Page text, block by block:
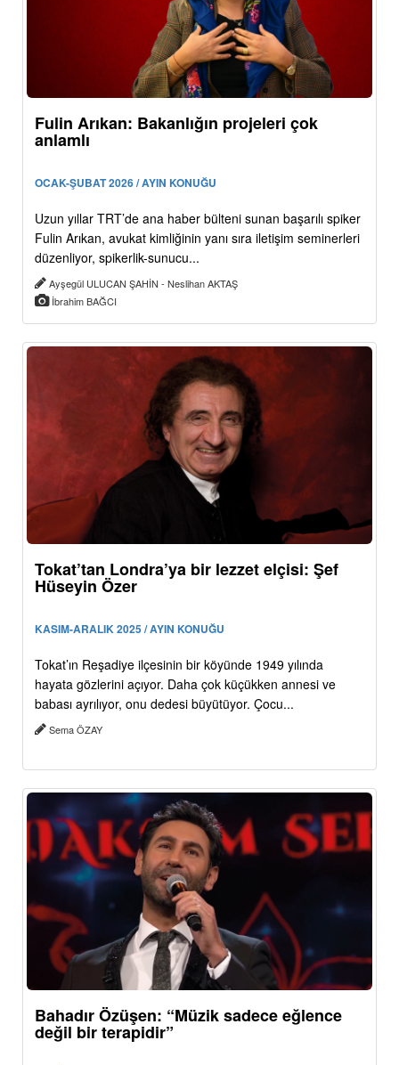
Fulin Arıkan: Bakanlığın projeleri çok
anlamlı
OCAK-ŞUBAT 2026 / AYIN KONUĞU
Uzun yıllar TRT’de ana haber bülteni sunan başarılı spiker
Fulin Arıkan, avukat kimliğinin yanı sıra iletişim seminerleri
düzenliyor, spikerlik-sunucu...
Ayşegül ULUCAN ŞAHİN - Neslihan AKTAŞ
İbrahim BAĞCI
Tokat’tan Londra’ya bir lezzet elçisi: Şef
Hüseyin Özer
KASIM-ARALIK 2025 / AYIN KONUĞU
Tokat’ın Reşadiye ilçesinin bir köyünde 1949 yılında
hayata gözlerini açıyor. Daha çok küçükken annesi ve
babası ayrılıyor, onu dedesi büyütüyor. Çocu...
Sema ÖZAY
Bahadır Özüşen: “Müzik sadece eğlence
değil bir terapidir”